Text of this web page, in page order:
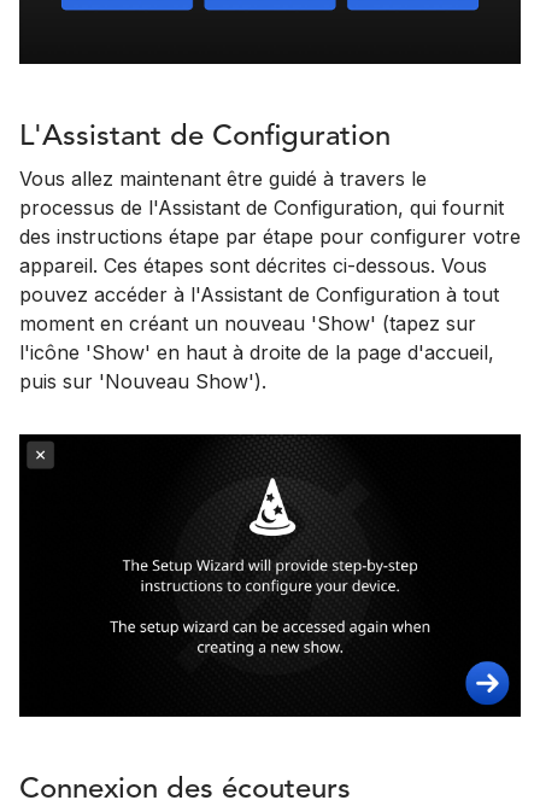
L'Assistant de Configuration
Vous allez maintenant être guidé à travers le
processus de l'Assistant de Configuration, qui fournit
des instructions étape par étape pour configurer votre
appareil. Ces étapes sont décrites ci-dessous. Vous
pouvez accéder à l'Assistant de Configuration à tout
moment en créant un nouveau 'Show' (tapez sur
l'icône 'Show' en haut à droite de la page d'accueil,
puis sur 'Nouveau Show').
Connexion des écouteurs